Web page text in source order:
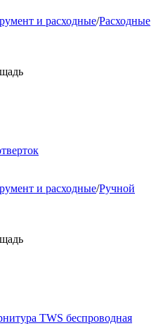
и расходные/Расходные
и расходные/Ручной
TWS беспроводная